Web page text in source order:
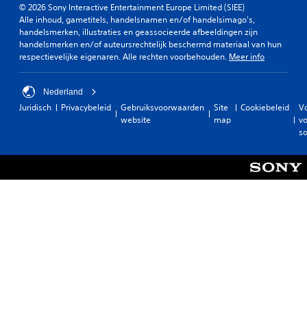
© 2026 Sony Interactive Entertainment Europe Limited (SIEE)
Alle inhoud, gametitels, handelsnamen en/of handelsimago's,
handelsmerken, illustraties en geassocieerde afbeeldingen zijn
handelsmerken en/of auteursrechtelijk beschermd materiaal van hun
respectievelijke eigenaren. Alle rechten voorbehouden. Meer info
Nederland
Juridisch Privacybeleid
Gebruiksvoorwaarden
website
Site
map
Cookiebeleid